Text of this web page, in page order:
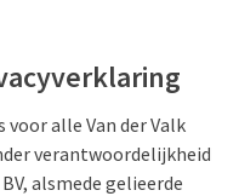
alle Van der Valk
verantwoordelijkheid
alsmede gelieerde